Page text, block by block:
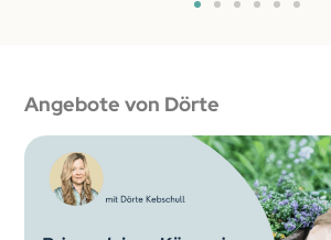
Angebote von Dörte